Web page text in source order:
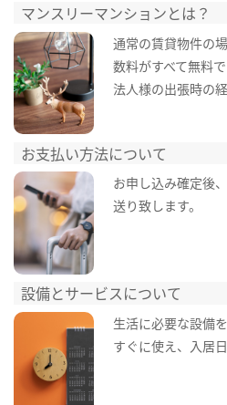
マンスリーマンションとは？
通常の賃貸物件の
数料がすべて無料で
法人様の出張時の
お支払い方法について
お申し込み確定後
送り致します。
設備とサービスについて
生活に必要な設備
すぐに使え、入居